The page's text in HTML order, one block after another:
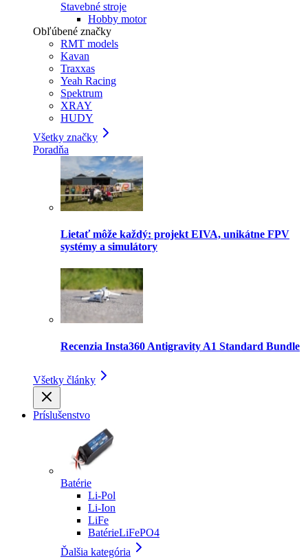
Stavebné stroje
Hobby motor
Obľúbené značky
RMT models
Kavan
Traxxas
Yeah Racing
Spektrum
XRAY
HUDY
Všetky značky
Poradňa
Lietať môže každý: projekt EIVA, unikátne FPV
systémy a simulátory
Recenzia Insta360 Antigravity A1 Standard Bundle
Všetky články
Príslušenstvo
Batérie
Li-Pol
Li-Ion
LiFe
BatérieLiFePO4
Ďalšia kategória